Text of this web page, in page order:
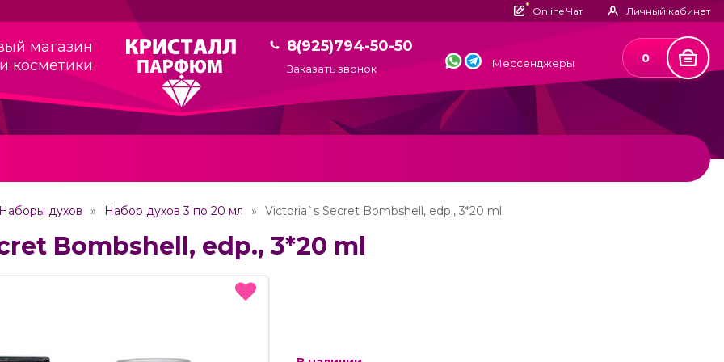
Online Чат Личный кабинет
магазин
косметики
8(925)794-50-50
Заказать звонок Мессенджеры 0
Наборы духов Набор духов 3 по 20 мл Victoria`s Secret Bombshell, edp., 3*20 ml
Bombshell, edp., 3*20 ml